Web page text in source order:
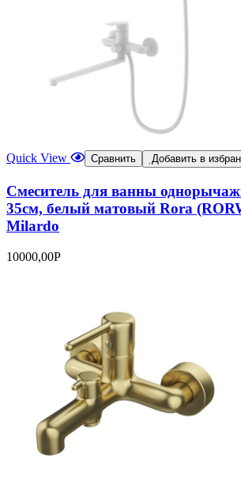
Quick View Сравнить Добавить в
Смеситель для ванны
35см, белый матовый Rora
Milardo
10000,00Р